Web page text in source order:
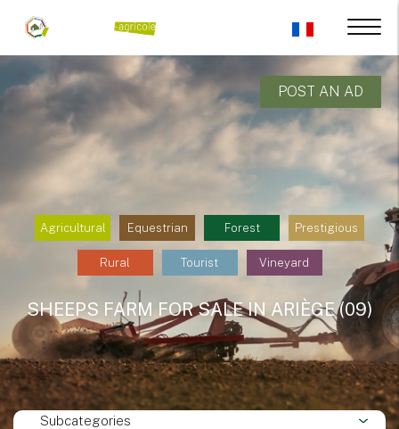
POST AN AD
Agricultural Equestrian Forest Prestigious
Rural Tourist Vineyard
SHEEPS FARM FOR SALE IN ARIÈGE (09)
Subcategories